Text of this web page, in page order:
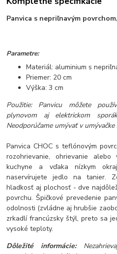
Panvica s nepriľnavým
Parametre:
Materiál: aluminium s
Priemer: 20 cm
Výška: 3 cm
Použitie: Panvicu môžete
plynovom aj elektrickom
Neodporúčame umývať v umývačke
Panvica CHOC s teflónovým
rozohrievanie, ohrievanie
kuchyne a vďaka nízkym
naservírujete jedlo na tanier.
hladkosť aj plochosť - dve
povrchu. Špičkové prevedenie
odolnosti (zvládne aj hrubšie
zrkadlí francúzsky štýl, preto sa
vysoké teploty.
Dôležité informácie: